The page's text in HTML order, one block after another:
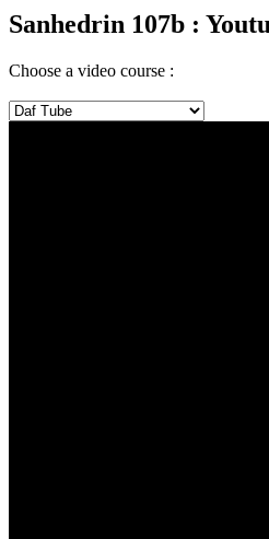
Sanhedrin 107b :
Choose a video course :